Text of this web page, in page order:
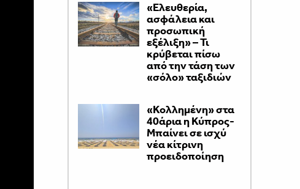
«Ελευθερία,
ασφάλεια και
προσωπική
εξέλιξη» – Τι
κρύβεται πίσω
από την τάση των
«σόλο» ταξιδιών
«Κολλημένη» στα
40άρια η Κύπρος-
Μπαίνει σε ισχύ
νέα κίτρινη
προειδοποίηση